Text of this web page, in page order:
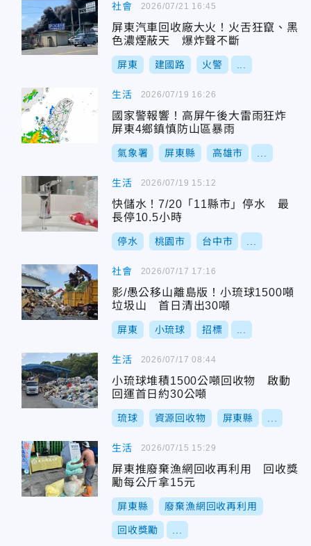
社會
屏東汽車回收廠大火！火舌狂竄、黑
色濃煙蔽天 爆炸聲不斷
屏東 建國路 火警
2026/07/21 16:45
生活
國家警報響！高屏午後大雷雨狂炸
屏東4鄉鎮慎防山區暴雨
氣象署 屏東縣 高雄市
2026/07/19 16:26
生活
快儲水！7/20「11縣市」停水 最
長停10.5小時
停水 桃園市 台中市
2026/07/19 15:12
社會
影/愚公移山離島版！小琉球1500噸
垃圾山 首日清出30噸
屏東 小琉球 招標
2026/07/17 17:16
生活
小琉球堆積1500公噸回收物 啟動
回運首日約30公噸
琉球 資源回收物 屏東縣
2026/07/17 08:44
生活
屏東推廢棄漁網回收再利用 回收獎
勵每公斤拿15元
屏東縣 廢棄漁網回收再利用
回收獎勵
2026/07/15 15:29